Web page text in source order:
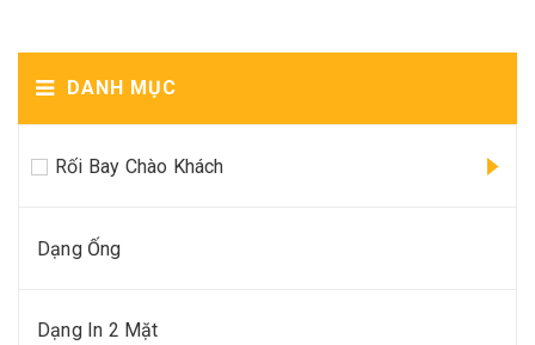
DANH MỤC
Rối Bay Chào Khách
Dạng Ống
Dạng In 2 Mặt